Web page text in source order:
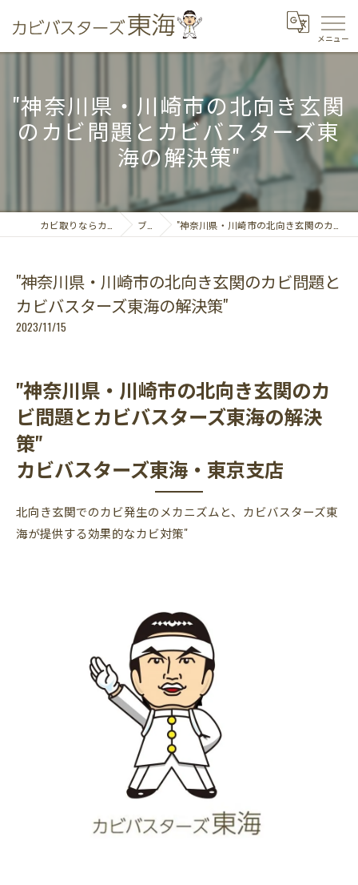
"神奈川県・川崎市の北向き玄関
のカビ問題とカビバスターズ東
海の解決策"
ブログ "神奈川県・川崎市の北向き玄関のカビ問題とカビバスターズ東海の解決策"
"神奈川県・川崎市の北向き玄関のカビ問題と
カビバスターズ東海の解決策"
2023/11/15
"神奈川県・川崎市の北向き玄関のカ
ビ問題とカビバスターズ東海の解決
策"
カビバスターズ東海・東京支店
北向き玄関でのカビ発生のメカニズムと、カビバスターズ東
海が提供する効果的なカビ対策"